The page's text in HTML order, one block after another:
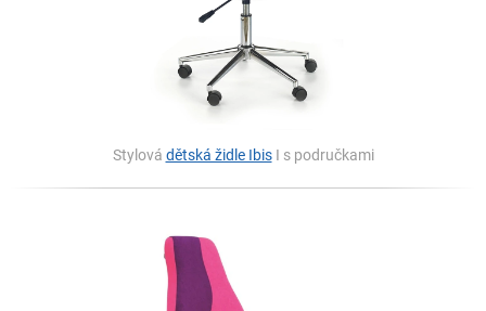
Stylová dětská židle IbisI s područkami